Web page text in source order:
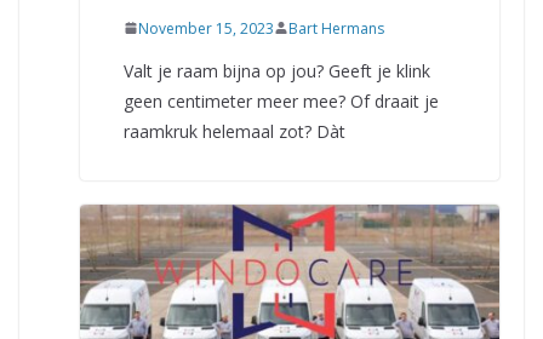
November 15, 2023 Bart Hermans
Valt je raam bijna op jou? Geeft je klink
geen centimeter meer mee? Of draait je
raamkruk helemaal zot? Dàt